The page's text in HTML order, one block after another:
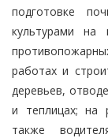
подготовке
культурами на
работах и
деревьев,
и теплицах; на
также